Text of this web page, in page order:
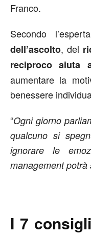
Franco.
Secondo
dell’ascolto, del
reciproco aiuta
aumentare la
benessere
“Ogni giorno
qualcuno si
ignorare le
management potrà
I 7